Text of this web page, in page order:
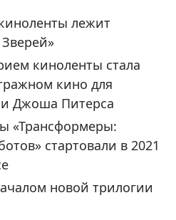
лежит
киноленты стала
кино для
Джоша Питерса
«Трансформеры:
стартовали в 2021
новой трилогии